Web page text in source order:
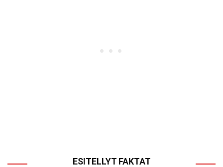
ESITELLYT FAKTAT